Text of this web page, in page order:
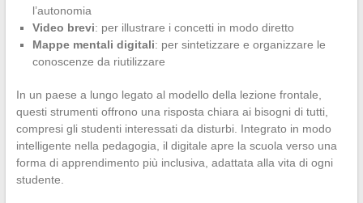
l’autonomia
Video brevi: per illustrare i concetti in modo diretto
Mappe mentali digitali: per sintetizzare e organizzare le
conoscenze da riutilizzare
In un paese a lungo legato al modello della lezione frontale,
questi strumenti offrono una risposta chiara ai bisogni di tutti,
compresi gli studenti interessati da disturbi. Integrato in modo
intelligente nella pedagogia, il digitale apre la scuola verso una
forma di apprendimento più inclusiva, adattata alla vita di ogni
studente.